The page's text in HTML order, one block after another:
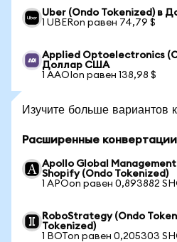
Uber (Ondo Tokenized) в
1 UBERon равен 74,79 $
Applied Optoelectronics
Доллар США
1 AAOIon равен 138,98 $
Изучите больше вариантов
Расширенные
Apollo Global
Shopify (Ondo Tokenized)
1 APOon равен 0,893882
RoboStrategy (Ondo
Tokenized)
1 BOTon равен 0,205303